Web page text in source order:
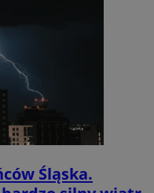
Śląska.